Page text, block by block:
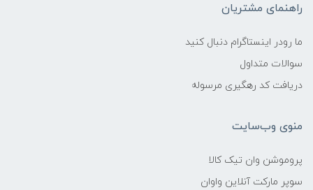
راهنمای مشتریان
ما رودر اینستاگرام دنبال کنید
سوالات متداول
دریافت کد رهگیری مرسوله
منوی وب‌سایت
پروموشن وان تیک کالا
سوپر مارکت آنلاین واوان